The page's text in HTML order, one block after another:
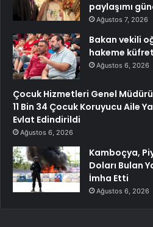
paylaşımı
Ağustos 7, 2026
Bakan vekili
hakeme
Ağustos 6, 2026
Çocuk Hizmetleri Genel Müdürü
11 Bin 34 Çocuk Koruyucu Aile
Evlat Edindirildi
Ağustos 6, 2026
Kamboçya,
Doları Bulan
İmha Etti
Ağustos 6, 2026